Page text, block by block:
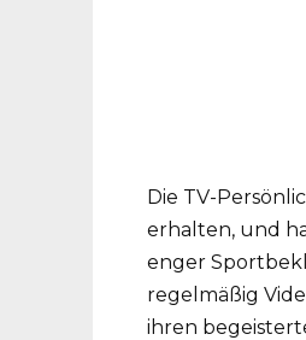
Die TV-
erhalten, und
enger
regelmäßig
ihren